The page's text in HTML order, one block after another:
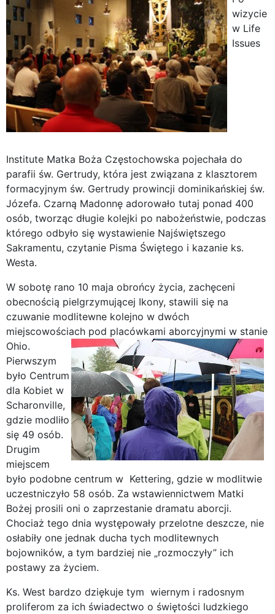
wizycie
w Life
Issues
Institute Matka Boża Częstochowska pojechała do
parafii św. Gertrudy, która jest związana z klasztorem
formacyjnym św. Gertrudy prowincji dominikańskiej św.
Józefa. Czarną Madonnę adorowało tutaj ponad 400
osób, tworząc długie kolejki po nabożeństwie, podczas
którego odbyło się wystawienie Najświętszego
Sakramentu, czytanie Pisma Świętego i kazanie ks.
Westa.
W sobotę rano 10 maja obrońcy życia, zachęceni
obecnością pielgrzymującej Ikony, stawili się na
czuwanie modlitewne kolejno w dwóch
miejscowościach pod placówkami aborcyjnymi w stanie
Ohio.
Pierwszym
było Centrum
dla Kobiet w
Scharonville,
gdzie modliło
się 49 osób.
Drugim
miejscem
było podobne centrum w Kettering, gdzie w modlitwie
uczestniczyło 58 osób. Za wstawiennictwem Matki
Bożej prosili oni o zaprzestanie dramatu aborcji.
Chociaż tego dnia występowały przelotne deszcze, nie
osłabiły one jednak ducha tych modlitewnych
bojowników, a tym bardziej nie „rozmoczyły” ich
postawy za życiem.
Ks. West bardzo dziękuje tym wiernym i radosnym
proliferom za ich świadectwo o świętości ludzkiego